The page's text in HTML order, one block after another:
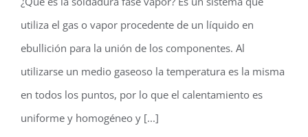
utiliza el gas o vapor procedente de un líquido en
ebullición para la unión de los componentes. Al
utilizarse un medio gaseoso la temperatura es la misma
en todos los puntos, por lo que el calentamiento es
uniforme y homogéneo y [...]